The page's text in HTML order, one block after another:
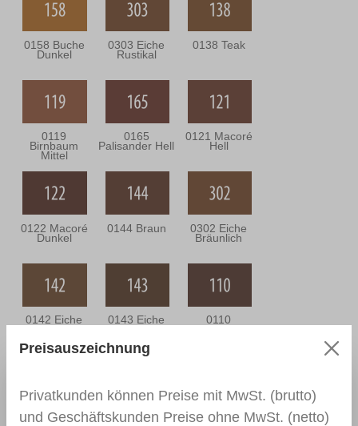
0158 Buche
Dunkel
0303 Eiche
Rustikal
0138 Teak
0119
Birnbaum
Mittel
0165
Palisander Hell
0121 Macoré
Hell
0122 Macoré
Dunkel
0144 Braun 0302 Eiche
Bräunlich
0142 Eiche
Mittel
0143 Eiche
Dunkel
0110
Nussbaum
0111
Nussbaum
0166 Wenge 0164
Nussbaum
Preisauszeichnung
Privatkunden können Preise mit MwSt. (brutto)
und Geschäftskunden Preise ohne MwSt. (netto)